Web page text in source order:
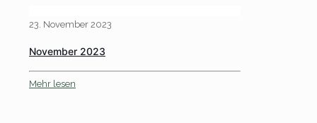
23. November 2023
November 2023
Mehr lesen